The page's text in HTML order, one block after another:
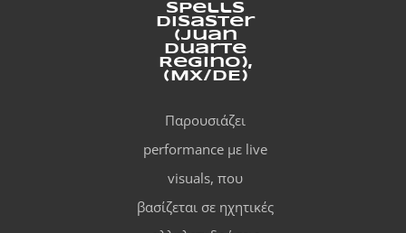
Spells
Disaster
(Juan
Duarte
Regino),
(MX/DE)
Παρουσιάζει
performance με live
visuals, που
βασίζεται σε ηχητικές